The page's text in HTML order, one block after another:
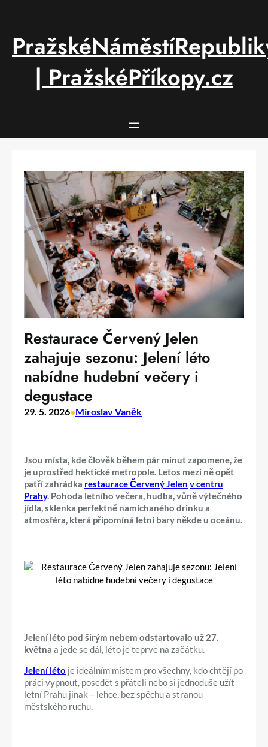
| PražskéPříkopy.cz
Restaurace Červený Jelen
zahajuje sezonu: Jelení léto
nabídne hudební večery i
degustace
29. 5. 2026•Miroslav Vaněk
Jsou místa, kde člověk během pár minut zapomene, že
je uprostřed hektické metropole. Letos mezi ně opět
patří zahrádka restaurace Červený Jelen v centru
Prahy. Pohoda letního večera, hudba, vůně výtečného
jídla, sklenka perfektně namíchaného drinku a
atmosféra, která připomíná letní bary někde u oceánu.
Jelení léto pod širým nebem odstartovalo už 27.
května a jede se dál, léto je teprve na začátku.
Jelení léto je ideálním místem pro všechny, kdo chtějí po
práci vypnout, posedět s přáteli nebo si jednoduše užít
letní Prahu jinak – lehce, bez spěchu a stranou
městského ruchu.